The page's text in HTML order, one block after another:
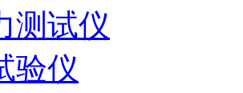
测试仪
验仪